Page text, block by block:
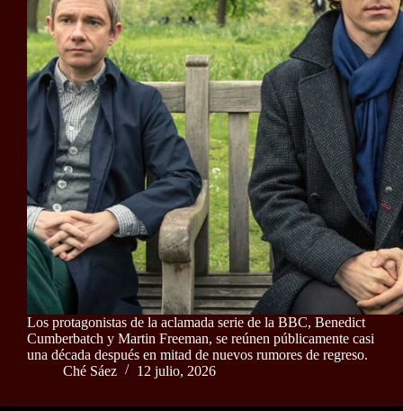
Los protagonistas de la aclamada serie de la BBC, Benedict
Cumberbatch y Martin Freeman, se reúnen públicamente casi
una década después en mitad de nuevos rumores de regreso.
Ché Sáez
12 julio, 2026